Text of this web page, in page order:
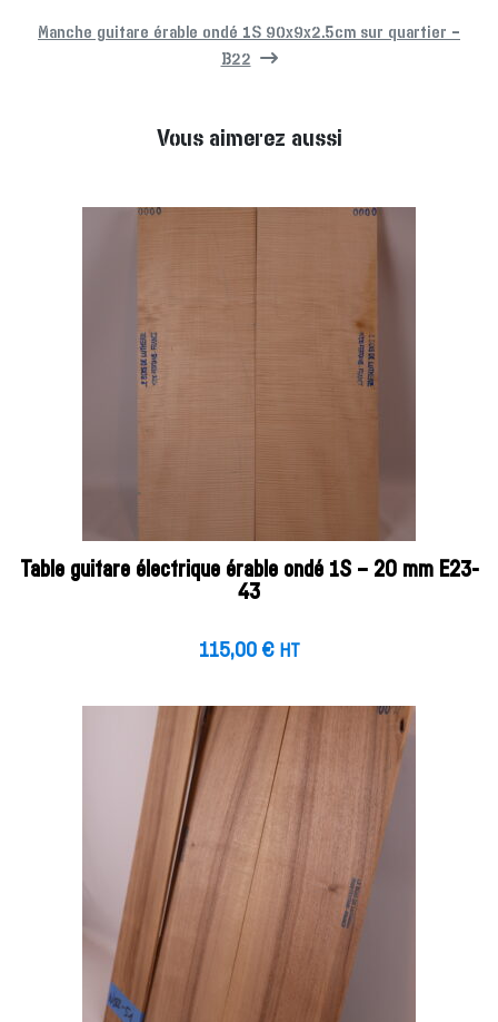
Manche guitare érable ondé 1S 90x9x2.5cm sur quartier –
B22
Vous aimerez aussi
Table guitare électrique érable ondé 1S – 20 mm E23-
43
115,00 € HT